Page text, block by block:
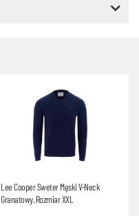
Lee Cooper Sweter Męski V-Neck
Granatowy, Rozmiar XXL